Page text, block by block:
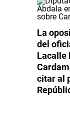
La
del
Lacalle
citar al